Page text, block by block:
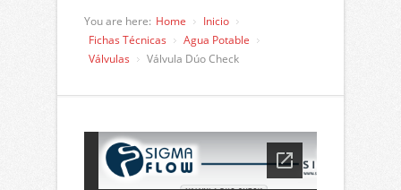
You are here: Home
Inicio
Fichas Técnicas
Agua Potable
Válvulas
Válvula Dúo Check